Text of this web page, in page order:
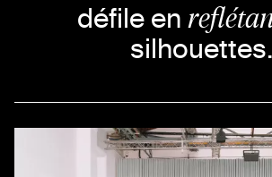
défile en
silhouettes.